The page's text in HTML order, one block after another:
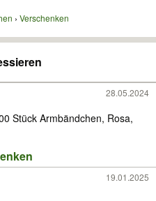
Verschenken
28.05.2024
Stück Armbändchen, Rosa,
19.01.2025